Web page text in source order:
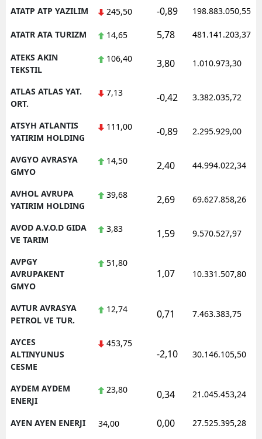
ATATP ATP YAZILIM 245,50 -0,89 198.883.050,55
ATATR ATA TURIZM 14,65 5,78 481.141.203,37
ATEKS AKIN
TEKSTIL
106,40 3,80 1.010.973,30
ATLAS ATLAS YAT.
ORT.
7,13 -0,42 3.382.035,72
ATSYH ATLANTIS
YATIRIM HOLDING
111,00 -0,89 2.295.929,00
AVGYO AVRASYA
GMYO
14,50 2,40 44.994.022,34
AVHOL AVRUPA
YATIRIM HOLDING
39,68 2,69 69.627.858,26
AVOD A.V.O.D GIDA
VE TARIM
3,83 1,59 9.570.527,97
AVPGY
AVRUPAKENT
GMYO
51,80
1,07 10.331.507,80
AVTUR AVRASYA
PETROL VE TUR.
12,74 0,71 7.463.383,75
AYCES
ALTINYUNUS
CESME
453,75
-2,10 30.146.105,50
AYDEM AYDEM
ENERJI
23,80 0,34 21.045.453,24
AYEN AYEN ENERJI 34,00 0,00 27.525.395,28